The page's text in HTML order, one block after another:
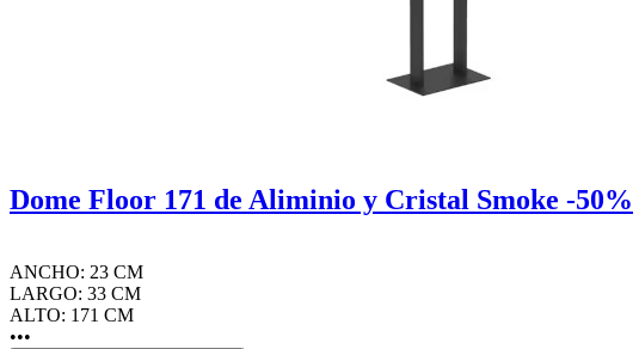
Dome Floor 171 de Aliminio y Cristal Smoke -50%
ANCHO: 23 CM
LARGO: 33 CM
ALTO: 171 CM
•••